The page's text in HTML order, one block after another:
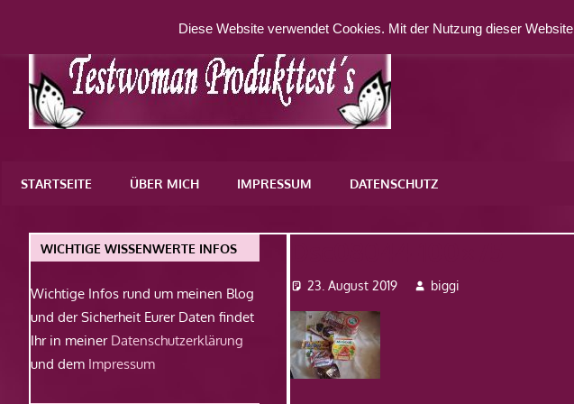
springen
WordPress-
STARTSEITE ÜBER MICH IMPRESSUM DATENSCHUTZ
23. August 2019 biggi
WICHTIGE WISSENWERTE INFOS
Wichtige Infos rund um meinen Blog
und der Sicherheit Eurer Daten findet
Ihr in meiner Datenschutzerklärung
und dem Impressum
Diese Website verwendet Cookies. Mit der Nutzung dieser